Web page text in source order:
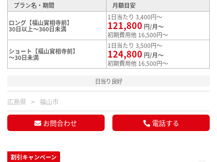
プラン名・期間 月額目安
ロング【福山實相寺前】
30日以上～360日未満
1日当たり 3,400円～
121,800 円/月～
初期費用他 16,500円～
ショート【福山實相寺前】
～30日未満
1日当たり 3,500円～
124,800 円/月～
初期費用他 16,500円～
日当り良好
広島県 福山市
お問合わせ 電話する
割引キャンペーン